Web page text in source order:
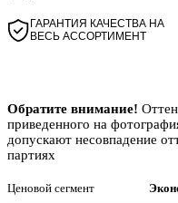
ГАРАНТИЯ КАЧЕСТВА НА
ВЕСЬ АССОРТИМЕНТ
Обратите внимание!
приведенного на
допускают несовпадение
партиях
Ценовой сегмент